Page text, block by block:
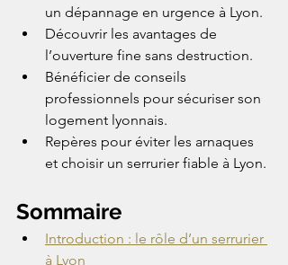
un dépannage en urgence à Lyon.
Découvrir les avantages de
l’ouverture fine sans destruction.
Bénéficier de conseils
professionnels pour sécuriser son
logement lyonnais.
Repères pour éviter les arnaques
et choisir un serrurier fiable à Lyon.
Sommaire
Introduction : le rôle d’un serrurier
à Lyon